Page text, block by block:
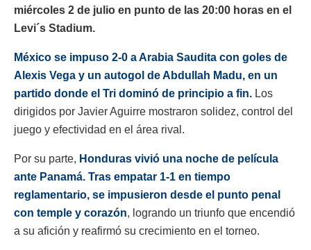
miércoles 2 de julio en punto de las 20:00 horas en el
Levi´s Stadium.
México se impuso 2-0 a Arabia Saudita con goles de
Alexis Vega y un autogol de Abdullah Madu, en un
partido donde el Tri dominó de principio a fin. Los
dirigidos por Javier Aguirre mostraron solidez, control del
juego y efectividad en el área rival.
Por su parte, Honduras vivió una noche de película
ante Panamá. Tras empatar 1-1 en tiempo
reglamentario, se impusieron desde el punto penal
con temple y corazón, logrando un triunfo que encendió
a su afición y reafirmó su crecimiento en el torneo.